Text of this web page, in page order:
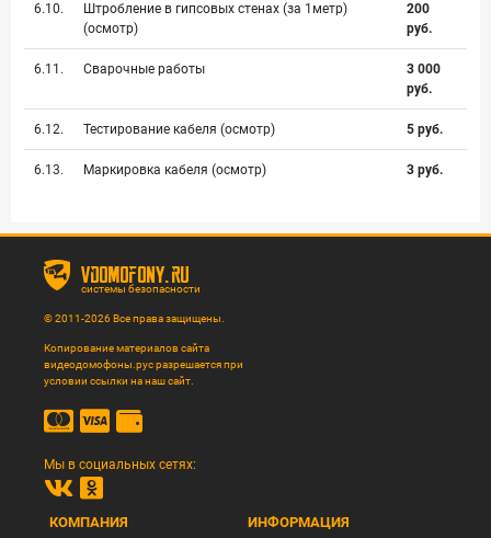
6.10.
Штробление в гипсовых стенах (за 1метр)
(осмотр)
200
руб.
6.11. Сварочные работы
3 000
руб.
6.12. Тестирование кабеля (осмотр) 5 руб.
6.13. Маркировка кабеля (осмотр) 3 руб.
vdomofony.ru
системы безопасности
© 2011-2026 Все права защищены.
Копирование материалов сайта
видеодомофоны.рус разрешается при
условии ссылки на наш сайт.
Мы в социальных сетях:
КОМПАНИЯ ИНФОРМАЦИЯ